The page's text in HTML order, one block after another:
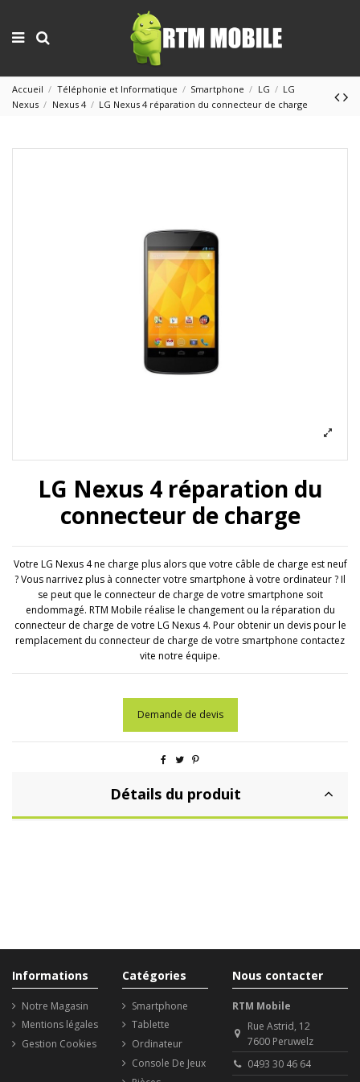
Accueil Téléphonie et Informatique Smartphone LG
LG
Nexus
Nexus 4 LG Nexus 4 réparation du connecteur de charge
LG Nexus 4 réparation du
connecteur de charge
Votre LG Nexus 4 ne charge plus alors que votre câble de charge est neuf
? Vous narrivez plus à connecter votre smartphone à votre ordinateur ? Il
se peut que le connecteur de charge de votre smartphone soit
endommagé. RTM Mobile réalise le changement ou la réparation du
connecteur de charge de votre LG Nexus 4. Pour obtenir un devis pour le
remplacement du connecteur de charge de votre smartphone contactez
vite notre équipe.
Demande de devis
Détails du produit
Informations
Notre Magasin
Mentions légales
Gestion Cookies
Catégories
Smartphone
Tablette
Ordinateur
Console De Jeux
Nous contacter
RTM Mobile
Rue Astrid, 12
7600 Peruwelz
0493 30 46 64